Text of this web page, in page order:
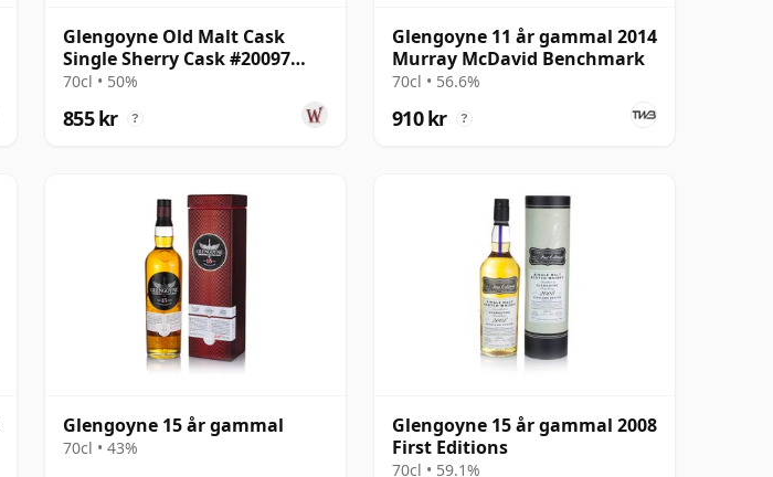
Glengoyne Old Malt Cask
Single Sherry Cask #20097
2008 14 år gammal
70cl • 50%
855 kr ?
Glengoyne 11 år gammal 2014
Murray McDavid Benchmark
70cl • 56.6%
910 kr ?
Glengoyne 15 år gammal
70cl • 43%
Glengoyne 15 år gammal 2008
First Editions
70cl • 59.1%